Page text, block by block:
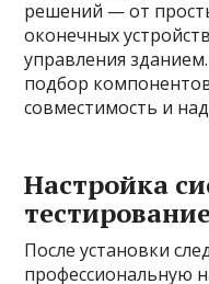
решений — от
оконечных
управления
подбор
совместимость и
Настройка
После установки
профессиональную